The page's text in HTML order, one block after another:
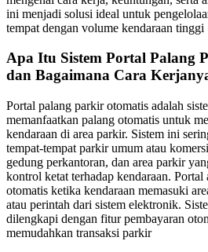
ini menjadi solusi ideal untuk
tempat dengan volume kendaraan tinggi
Apa Itu Sistem Portal Palang
dan Bagaimana Cara
Portal palang parkir otomatis adalah
memanfaatkan palang otomatis untuk
kendaraan di area parkir. Sistem ini
tempat-tempat parkir umum atau
gedung perkantoran, dan area parkir
kontrol ketat terhadap kendaraan. Portal
otomatis ketika kendaraan memasuki
atau perintah dari sistem elektronik.
dilengkapi dengan fitur pembayaran
memudahkan transaksi parkir